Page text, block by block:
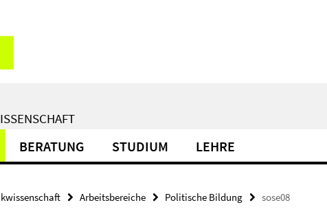
BERATUNG STUDIUM LEHRE
Arbeitsbereiche Politische Bildung sose08